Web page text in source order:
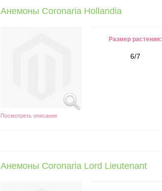
Анемоны Coronaria Hollandia
Посмотреть описание
Размер растения:
6/7
Анемоны Coronaria Lord Lieutenant